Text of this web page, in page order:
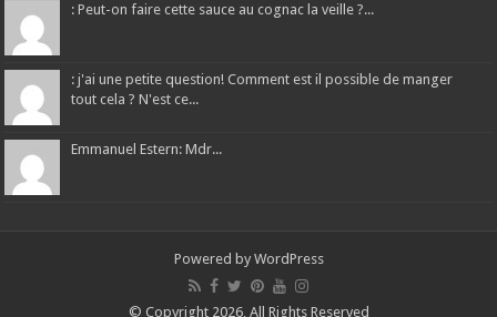
: Peut-on faire cette sauce au cognac la veille ?...
: j'ai une petite question! Comment est il possible de manger
tout cela ? N'est ce...
Emmanuel Estern: Mdr...
Powered by WordPress
© Copyright 2026, All Rights Reserved